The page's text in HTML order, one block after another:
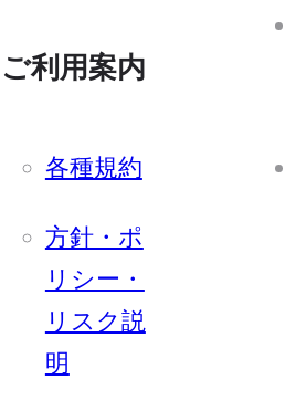
ご利用案内
各種規約
方針・ポ
リシー・
リスク説
明